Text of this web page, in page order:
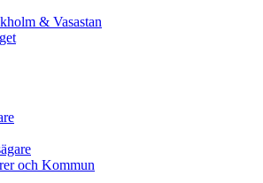
& Vasastan
och Kommun